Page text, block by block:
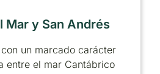
Mar y San Andrés
un marcado carácter
entre el mar Cantábrico